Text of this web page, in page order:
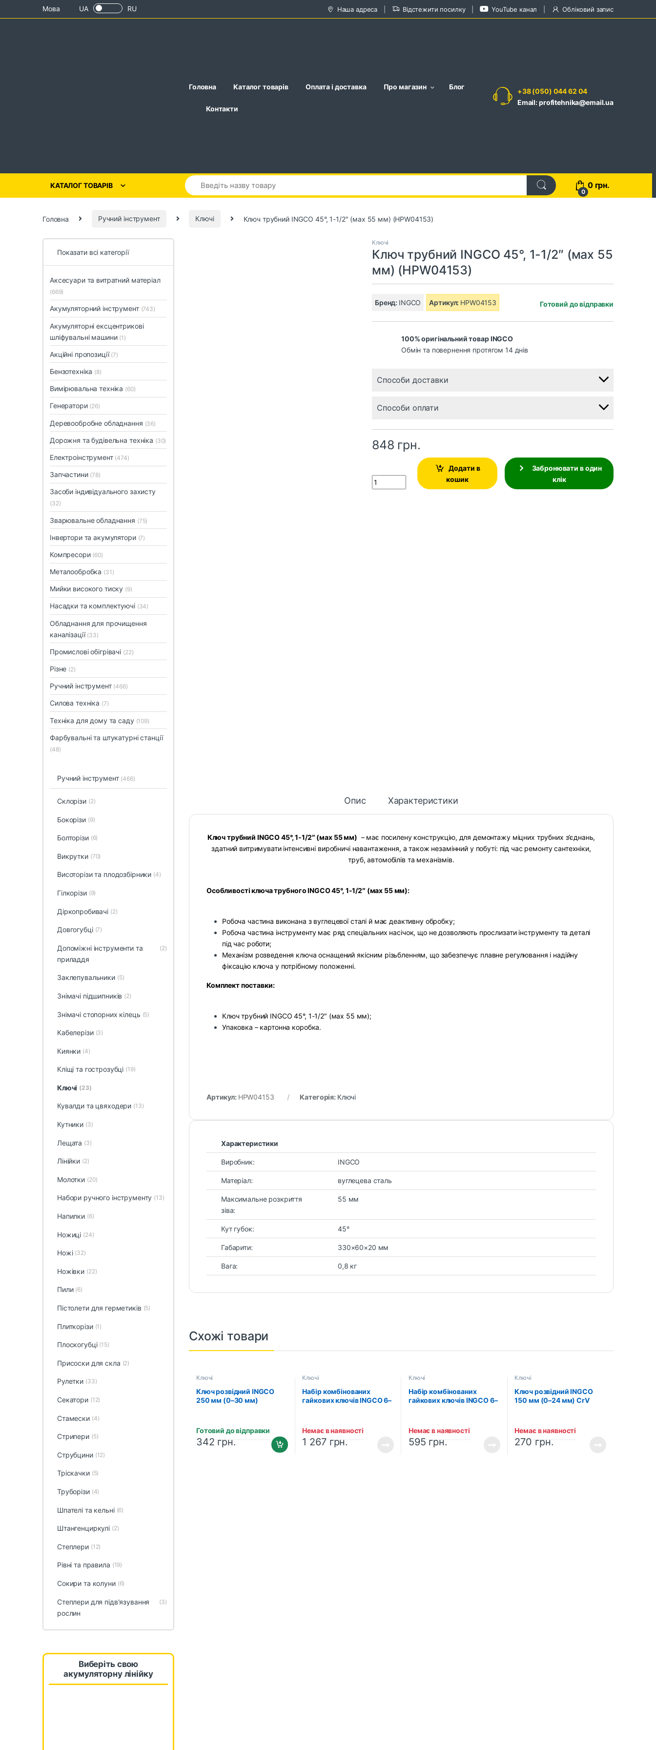
Skip to navigation
Skip to contentМова UA RU Наша адреса Відстежити посилку YouTube канал Обліковий запис
Головна Каталог товарів Оплата і доставка Про магазин Блог
Контакти
+38 (050) 044 62 04
Email: profitehnika@email.ua
КАТАЛОГ ТОВАРІВ
0
0 грн.
Головна Ручний інструмент Ключі Ключ трубний INGCO 45°, 1-1/2″ (мах 55 мм) (HPW04153)
Ключі
Ключ трубний INGCO 45°, 1-1/2″ (мах 55
мм) (HPW04153)
Бренд: INGCO Артикул: HPW04153 Готовий до відправки
100% оригінальний товар INGCO
Обмін та повернення протягом 14 днів
Способи доставки
Способи оплати
848 грн.
Quantity
Додати в
кошик
Забронювати в один
клік
Опис Характеристики
Ключ трубний INGCO 45°, 1-1/2″ (мах 55 мм) – має посилену конструкцію, для демонтажу міцних трубних з’єднань,
здатний витримувати інтенсивні виробничі навантаження, а також незамінний у побуті: під час ремонту сантехніки,
труб, автомобілів та механізмів.
Особливості ключа трубного INGCO 45°, 1-1/2″ (мах 55 мм):
Робоча частина виконана з вуглецевої сталі й має деактивну обробку;
Робоча частина інструменту має ряд спеціальних насічок, що не дозволяють прослизати інструменту та деталі
під час роботи;
Механізм розведення ключа оснащений якісним різьбленням, що забезпечує плавне регулювання і надійну
фіксацію ключа у потрібному положенні.
Комплект поставки:
Ключ трубний INGCO 45°, 1-1/2″ (мах 55 мм);
Упаковка – картонна коробка.
Артикул: HPW04153 Категорія: Ключі
Характеристики
Виробник: INGCO
Матеріал: вуглецева сталь
Максимальне розкриття
зіва:
55 мм
Кут губок: 45°
Габарити: 330×60×20 мм
Вага: 0,8 кг
Схожі товари
Ключі
Ключ розвідний INGCO
250 мм (0–30 мм)
Готовий до відправки
342 грн.
Ключі
Набір комбінованих
гайкових ключів INGCO 6–
Немає в наявності
1 267 грн.
Ключі
Набір комбінованих
гайкових ключів INGCO 6–
Немає в наявності
595 грн.
Ключі
Ключ розвідний INGCO
150 мм (0–24 мм) CrV
Немає в наявності
270 грн.
Показати всі категорії
Аксесуари та витратний матеріал
(669)
Акумуляторний інструмент (743)
Акумуляторні ексцентрикові
шліфувальні машини (1)
Акційні пропозиції (7)
Бензотехніка (8)
Вимірювальна техніка (60)
Генератори (26)
Деревообробне обладнання (36)
Дорожня та будівельна техніка (30)
Електроінструмент (474)
Запчастини (78)
Засоби індивідуального захисту
(32)
Зварювальне обладнання (75)
Інвертори та акумулятори (7)
Компресори (60)
Металообробка (31)
Мийки високого тиску (9)
Насадки та комплектуючі (34)
Обладнання для прочищення
каналізації (33)
Промислові обігрівачі (22)
Різне (2)
Ручний інструмент (466)
Силова техніка (7)
Техніка для дому та саду (109)
Фарбувальні та штукатурні станції
(48)
Ручний інструмент (466)
Cклорізи (2)
Бокорізи (9)
Болторізи (6)
Викрутки (70)
Висоторізи та плодозбірники (4)
Гілкорізи (9)
Діркопробивачі (2)
Довгогубці (7)
Допоміжні інструменти та
приладдя
(2)
Заклепувальники (5)
Знімачі підшипників (2)
Знімачі стопорних кілець (5)
Кабелерізи (3)
Киянки (4)
Кліщі та гострозубці (19)
Ключі (23)
Кувалди та цвяходери (13)
Кутники (3)
Лещата (3)
Лінійки (2)
Молотки (20)
Набори ручного інструменту (13)
Напилки (6)
Ножиці (24)
Ножі (32)
Ножівки (22)
Пили (6)
Пістолети для герметиків (5)
Плиткорізи (1)
Плоскогубці (15)
Присоски для скла (2)
Рулетки (33)
Секатори (12)
Стамески (4)
Стрипери (5)
Струбцини (12)
Тріскачки (5)
Труборізи (4)
Шпателі та кельні (6)
Штангенциркулі (2)
Степлери (12)
Рівні та правила (19)
Сокири та колуни (6)
Степлери для підв'язування
рослин
(3)
Виберіть свою
акумуляторну лінійку